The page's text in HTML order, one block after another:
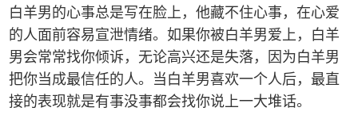
白羊男的心事总是写在脸上，他藏不住心事，在心爱
的人面前容易宣泄情绪。如果你被白羊男爱上，白羊
男会常常找你倾诉，无论高兴还是失落，因为白羊男
把你当成最信任的人。当白羊男喜欢一个人后，最直
接的表现就是有事没事都会找你说上一大堆话。